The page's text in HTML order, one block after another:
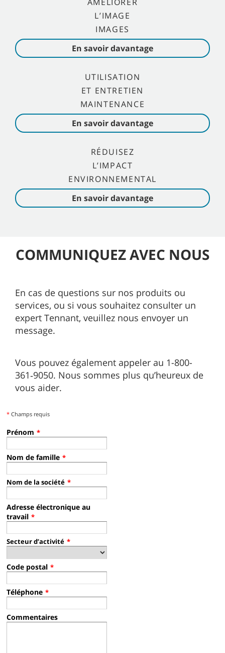
L’IMAGE
IMAGES
En savoir davantage
UTILISATION
ET ENTRETIEN
MAINTENANCE
En savoir davantage
RÉDUISEZ
L’IMPACT
ENVIRONNEMENTAL
En savoir davantage
COMMUNIQUEZ AVEC NOUS
En cas de questions sur nos produits ou
services, ou si vous souhaitez consulter un
expert Tennant, veuillez nous envoyer un
message.
Vous pouvez également appeler au 1-800-
361‑9050. Nous sommes plus qu’heureux de
vous aider.
* Champs requis
Prénom *
Nom de famille *
Nom de la société *
Adresse électronique au
travail *
Secteur d’activité *
Code postal *
Téléphone *
Commentaires